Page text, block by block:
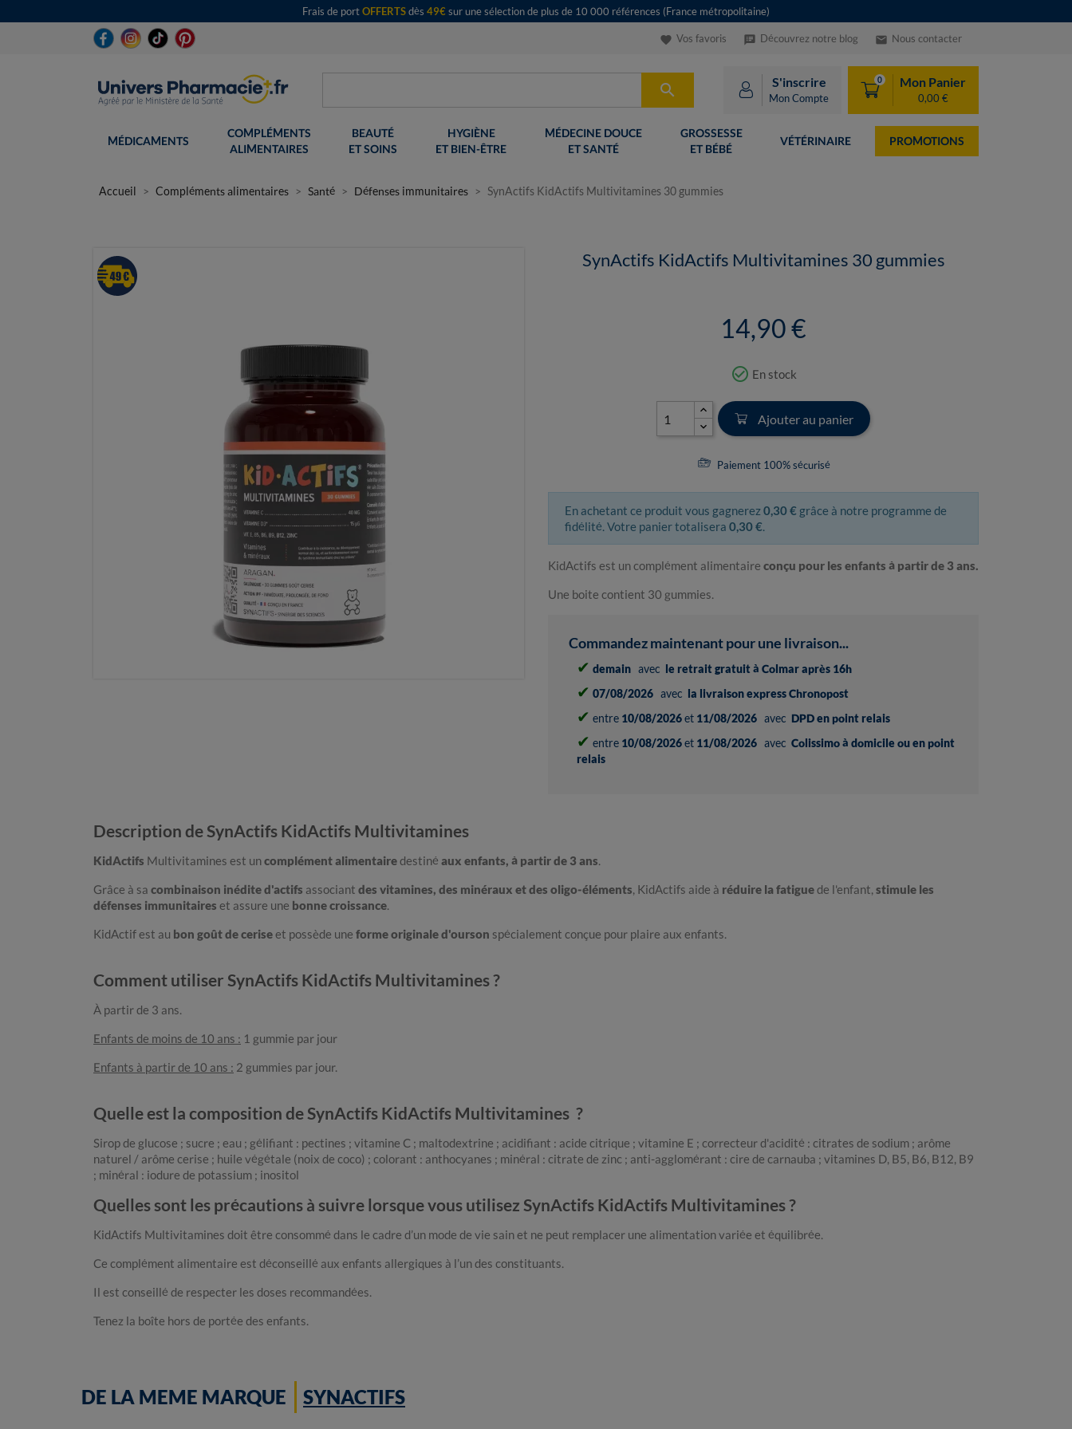
Frais de portOFFERTSdès 49€sur une sélection de plus de 10 000 références (France métropolitaine)
favorite Vos favoris speaker_notes Découvrez notre blog email Nous contacter
 S'inscrire
Mon Compte
0 Mon Panier
0,00 €
MÉDICAMENTS
COMPLÉMENTS
ALIMENTAIRES
BEAUTÉ
ET SOINS
HYGIÈNE
ET BIEN-ÊTRE
MÉDECINE DOUCE
ET SANTÉ
GROSSESSE
ET BÉBÉ
VÉTÉRINAIRE PROMOTIONS
Accueil Compléments alimentaires Santé Défenses immunitaires SynActifs KidActifs Multivitamines 30 gummies
SynActifs KidActifs Multivitamines 30 gummies
14,90 €
check_circle_outline En stock
Ajouter au panier
Paiement 100% sécurisé
En achetant ce produit vous gagnerez0,30 € grâce à notre programme de
fidélité. Votre panier totalisera 0,30 €.
KidActifs est un complément alimentaire conçu pour les enfants à partir de 3 ans.
Une boite contient 30 gummies.
Commandez maintenant pour une livraison...
✔ demain avec le retrait gratuit à Colmar après 16h
✔ 07/08/2026 avec la livraison express Chronopost
✔ entre 10/08/2026et 11/08/2026 avec DPD en point relais
✔ entre 10/08/2026et 11/08/2026 avec Colissimo à domicile ou en point
relais
Description de SynActifs KidActifs Multivitamines
KidActifs Multivitamines est uncomplément alimentairedestiné aux enfants, à partir de 3 ans.
Grâce à sa combinaison inédite d'actifs associant des vitamines, des minéraux et des oligo-éléments, KidActifs aide à réduire la fatiguede l'enfant, stimule les
défenses immunitaires et assure une bonne croissance.
KidActif est au bon goût de ceriseet possède une forme originale d'ourson spécialement conçue pour plaire aux enfants.
Comment utiliser SynActifs KidActifs Multivitamines ?
À partir de 3 ans.
Enfants de moins de 10 ans : 1 gummie par jour
Enfants à partir de 10 ans : 2 gummies par jour.
Quelle est la composition de SynActifs KidActifs Multivitamines ?
Sirop de glucose ; sucre ; eau ; gélifiant : pectines ; vitamine C ; maltodextrine ; acidifiant : acide citrique ; vitamine E ; correcteur d'acidité : citrates de sodium ; arôme
naturel / arôme cerise ; huile végétale (noix de coco) ; colorant : anthocyanes ; minéral : citrate de zinc ; anti-agglomérant : cire de carnauba ; vitamines D, B5, B6, B12, B9
; minéral : iodure de potassium ; inositol
Quelles sont les précautions à suivre lorsque vous utilisez SynActifs KidActifs Multivitamines ?
KidActifs Multivitamines doit être consommé dans le cadre d’un mode de vie sain et ne peut remplacer une alimentation variée et équilibrée.
Ce complément alimentaire est déconseillé aux enfants allergiques à l’un des constituants.
Il est conseillé de respecter les doses recommandées.
Tenez la boîte hors de portée des enfants.
DE LA MEME MARQUE SYNACTIFS